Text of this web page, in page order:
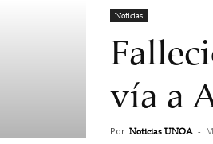
Noticias
vía a
Por Noticias UNOA -